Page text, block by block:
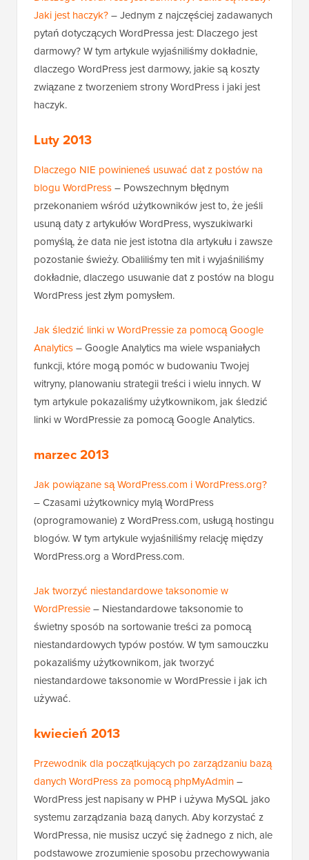
Jaki jest haczyk?– Jednym z najczęściej zadawanych
pytań dotyczących WordPressa jest: Dlaczego jest
darmowy? W tym artykule wyjaśniliśmy dokładnie,
dlaczego WordPress jest darmowy, jakie są koszty
związane z tworzeniem strony WordPress i jaki jest
haczyk.
Luty 2013
Dlaczego NIE powinieneś usuwać dat z postów na
blogu WordPress– Powszechnym błędnym
przekonaniem wśród użytkowników jest to, że jeśli
usuną daty z artykułów WordPress, wyszukiwarki
pomyślą, że data nie jest istotna dla artykułu i zawsze
pozostanie świeży. Obaliliśmy ten mit i wyjaśniliśmy
dokładnie, dlaczego usuwanie dat z postów na blogu
WordPress jest złym pomysłem.
Jak śledzić linki w WordPressie za pomocą Google
Analytics– Google Analytics ma wiele wspaniałych
funkcji, które mogą pomóc w budowaniu Twojej
witryny, planowaniu strategii treści i wielu innych. W
tym artykule pokazaliśmy użytkownikom, jak śledzić
linki w WordPressie za pomocą Google Analytics.
marzec 2013
Jak powiązane są WordPress.com i WordPress.org?
– Czasami użytkownicy mylą WordPress
(oprogramowanie) z WordPress.com, usługą hostingu
blogów. W tym artykule wyjaśniliśmy relację między
WordPress.org a WordPress.com.
Jak tworzyć niestandardowe taksonomie w
WordPressie– Niestandardowe taksonomie to
świetny sposób na sortowanie treści za pomocą
niestandardowych typów postów. W tym samouczku
pokazaliśmy użytkownikom, jak tworzyć
niestandardowe taksonomie w WordPressie i jak ich
używać.
kwiecień 2013
Przewodnik dla początkujących po zarządzaniu bazą
danych WordPress za pomocą phpMyAdmin–
WordPress jest napisany w PHP i używa MySQL jako
systemu zarządzania bazą danych. Aby korzystać z
WordPressa, nie musisz uczyć się żadnego z nich, ale
podstawowe zrozumienie sposobu przechowywania